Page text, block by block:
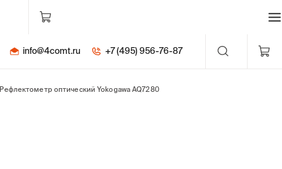
info@4comt.ru +7 (495) 956-76-87
Рефлектометр оптический Yokogawa AQ7280